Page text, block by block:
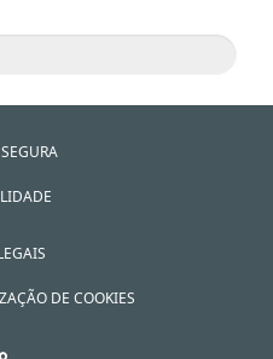
DE COOKIES